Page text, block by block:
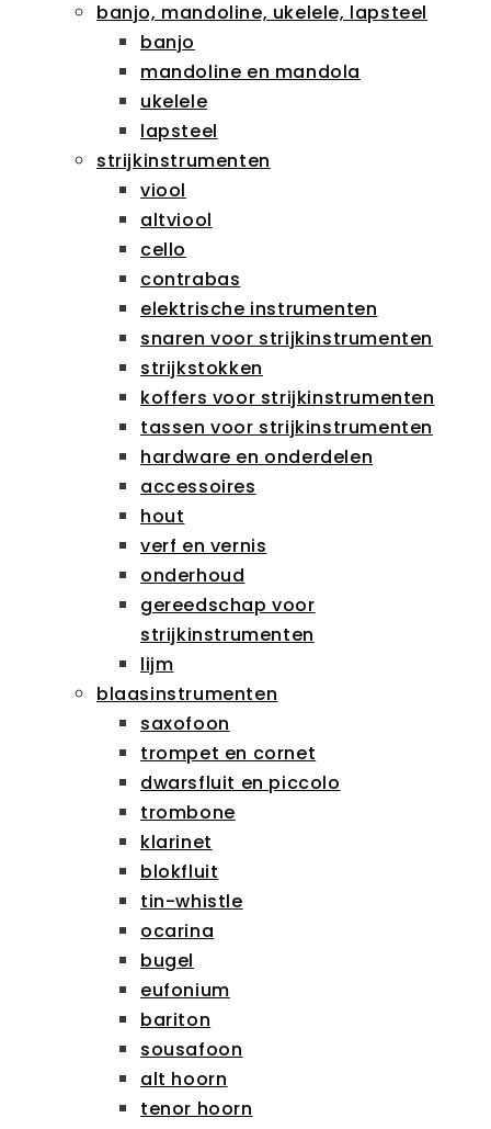
banjo, mandoline, ukelele, lapsteel
banjo
mandoline en mandola
ukelele
lapsteel
strijkinstrumenten
viool
altviool
cello
contrabas
elektrische instrumenten
snaren voor strijkinstrumenten
strijkstokken
koffers voor strijkinstrumenten
tassen voor strijkinstrumenten
hardware en onderdelen
accessoires
hout
verf en vernis
onderhoud
gereedschap voor
strijkinstrumenten
lijm
blaasinstrumenten
saxofoon
trompet en cornet
dwarsfluit en piccolo
trombone
klarinet
blokfluit
tin-whistle
ocarina
bugel
eufonium
bariton
sousafoon
alt hoorn
tenor hoorn